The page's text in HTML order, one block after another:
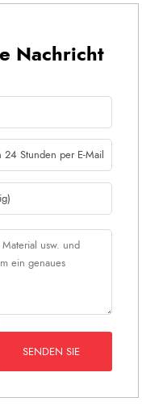
Nachricht
SENDEN SIE